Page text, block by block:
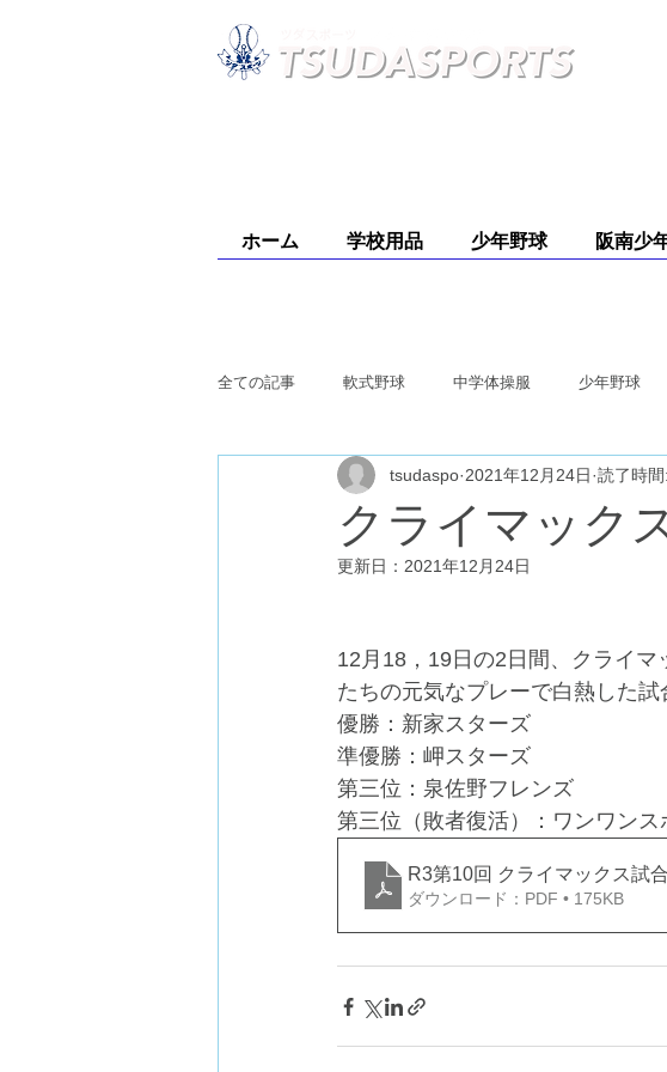
ホーム 学校用品 少年野球 阪南少
全ての記事 軟式野球 中学体操服 少年野球
クライマック
tsudaspo 2021年12月24日 読了時
更新日： 2021年12月24日
12月18，19日の2日間、クライ
たちの元気なプレーで白熱した試
優勝：新家スターズ
準優勝：岬スターズ
第三位：泉佐野フレンズ
第三位（敗者復活）：ワンワンス
R3第10回 クライマックス試
ダウンロード：PDF • 175KB